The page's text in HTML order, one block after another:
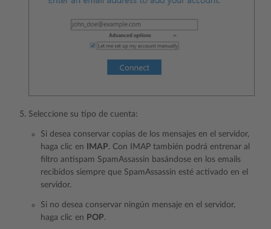
Seleccione su tipo de cuenta:
Si desea conservar copias de los mensajes en el servidor,
haga clic en
IMAP. Con IMAP también podrá entrenar al
filtro antispam SpamAssassin basándose en los emails
recibidos siempre que SpamAssassin esté activado en el
servidor.
Si no desea conservar ningún mensaje en el servidor,
haga clic en POP.